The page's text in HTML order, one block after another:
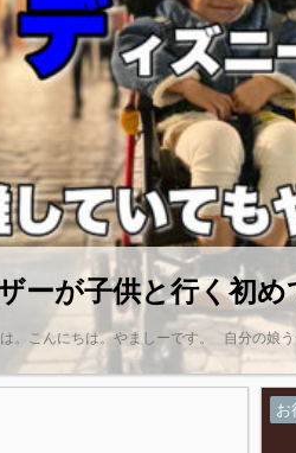
ーが子供と行く初
。こんにちは。やましーです。 自分の娘
お